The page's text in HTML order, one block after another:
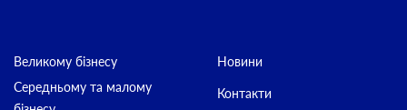
Великому бізнесу
Середньому та малому
Новини
Контакти